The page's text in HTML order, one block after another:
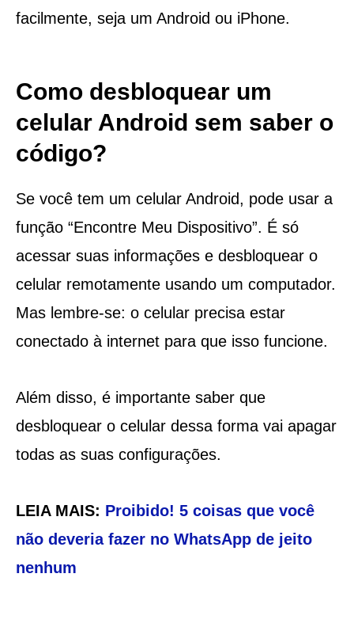
facilmente, seja um Android ou iPhone.
Como desbloquear um
celular Android sem saber o
código?
Se você tem um celular Android, pode usar a
função “Encontre Meu Dispositivo”. É só
acessar suas informações e desbloquear o
celular remotamente usando um computador.
Mas lembre-se: o celular precisa estar
conectado à internet para que isso funcione.
Além disso, é importante saber que
desbloquear o celular dessa forma vai apagar
todas as suas configurações.
LEIA MAIS: Proibido! 5 coisas que você
não deveria fazer no WhatsApp de jeito
nenhum